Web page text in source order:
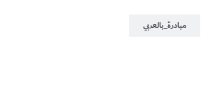
مبادرة_بالعربي